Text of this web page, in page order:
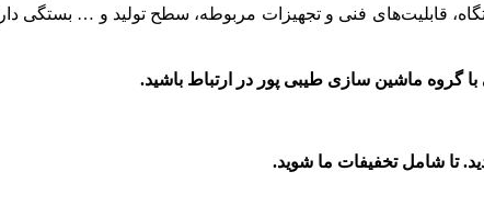
قابلیت‌های فنی و تجهیزات مربوطه، سطح تولید و … بستگی
گروه ماشین سازی طیبی پور در ارتباط باشید.
تا شامل تخفیفات ما شوید.